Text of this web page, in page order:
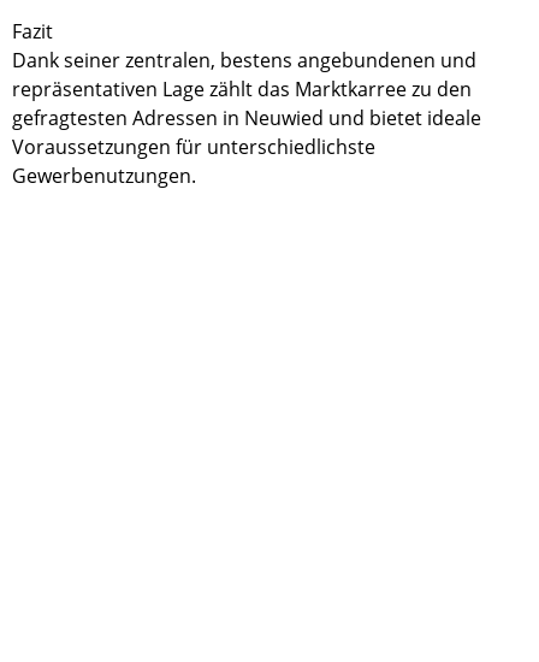
Fazit
Dank seiner zentralen, bestens angebundenen und
repräsentativen Lage zählt das Marktkarree zu den
gefragtesten Adressen in Neuwied und bietet ideale
Voraussetzungen für unterschiedlichste
Gewerbenutzungen.